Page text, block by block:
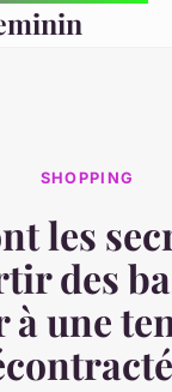
SHOPPING
les
des
à une